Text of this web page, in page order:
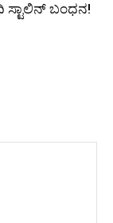
ಬಂಧನ!